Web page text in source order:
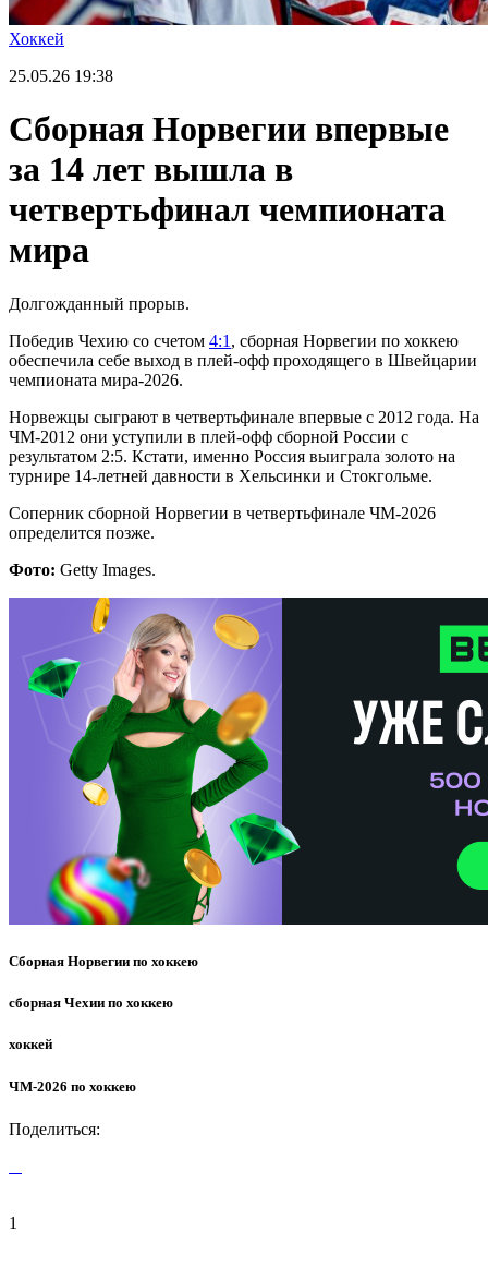
Хоккей
25.05.26 19:38
Сборная Норвегии впервые
за 14 лет вышла в
четвертьфинал чемпионата
мира
Долгожданный прорыв.
Победив Чехию со счетом 4:1 , сборная Норвегии по хоккею
обеспечила себе выход в плей-офф проходящего в Швейцарии
чемпионата мира-2026.
Норвежцы сыграют в четвертьфинале впервые с 2012 года. На
ЧМ-2012 они уступили в плей-офф сборной России с
результатом 2:5. Кстати, именно Россия выиграла золото на
турнире 14-летней давности в Хельсинки и Стокгольме.
Соперник сборной Норвегии в четвертьфинале ЧМ-2026
определится позже.
Фото: Getty Images.
Сборная Норвегии по хоккею
сборная Чехии по хоккею
хоккей
ЧМ-2026 по хоккею
Поделиться:
1